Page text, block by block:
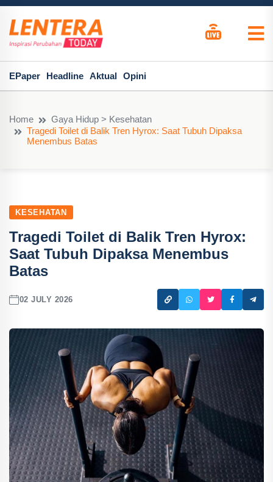
EPaper Headline Aktual Opini
Home
Gaya Hidup > Kesehatan
Tragedi Toilet di Balik Tren Hyrox: Saat Tubuh Dipaksa
Menembus Batas
KESEHATAN
Tragedi Toilet di Balik Tren Hyrox:
Saat Tubuh Dipaksa Menembus
Batas
02 JULY 2026